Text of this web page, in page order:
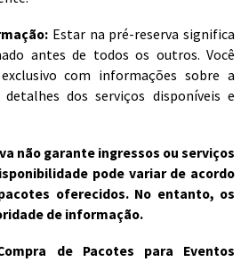
Estar na pré-reserva significa
antes de todos os outros. Você
com informações sobre a
dos serviços disponíveis e
não garante ingressos ou serviços
pode variar de acordo
oferecidos. No entanto, os
de informação.
de Pacotes para Eventos